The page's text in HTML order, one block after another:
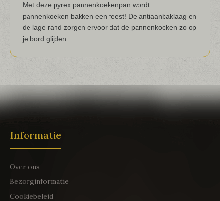
Met deze pyrex pannenkoekenpan wordt
pannenkoeken bakken een feest! De antiaanbaklaag en
de lage rand zorgen ervoor dat de pannenkoeken zo op
je bord glijden.
Informatie
Over ons
Bezorginformatie
Cookiebeleid